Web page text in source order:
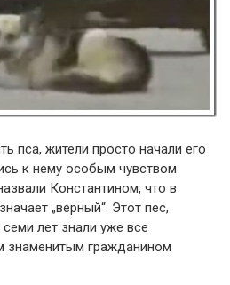
пса, жители просто начали его
к нему особым чувством
Константином, что в
„верный“. Этот пес,
лет знали уже все
знаменитым гражданином